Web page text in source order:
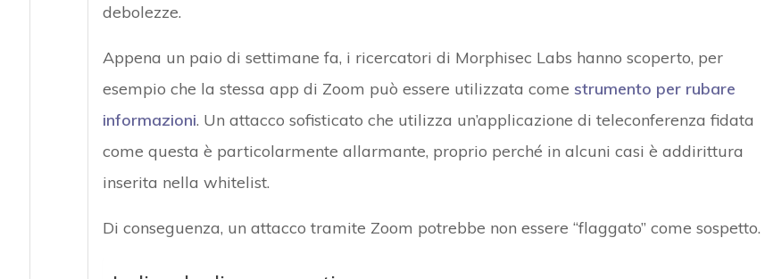
debolezze.
Appena un paio di settimane fa, i ricercatori di Morphisec Labs hanno scoperto, per
esempio che la stessa app di Zoom può essere utilizzata come strumento per rubare
informazioni. Un attacco sofisticato che utilizza un’applicazione di teleconferenza fidata
come questa è particolarmente allarmante, proprio perché in alcuni casi è addirittura
inserita nella whitelist.
Di conseguenza, un attacco tramite Zoom potrebbe non essere “flaggato” come sospetto.